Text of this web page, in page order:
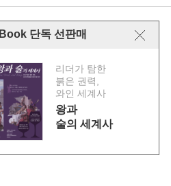
단독 선판매
리더가 탐한
붉은 권력,
와인 세계사
왕과
술의 세계사